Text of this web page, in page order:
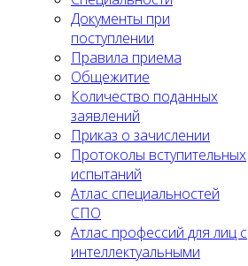
Документы при
поступлении
Правила приема
Общежитие
Количество поданных
заявлений
Приказ о зачислении
Протоколы вступительных
испытаний
Атлас специальностей
СПО
Атлас профессий для лиц с
интеллектуальными